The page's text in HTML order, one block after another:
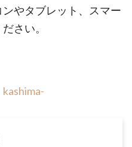
やタブレット、スマー
さい。
kashima-